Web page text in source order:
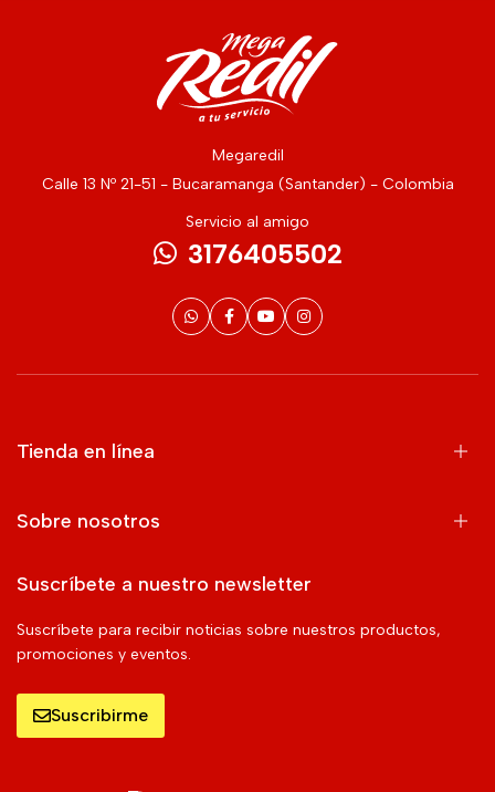
Megaredil
Calle 13 Nº 21-51 - Bucaramanga (Santander) - Colombia
Servicio al amigo
3176405502
Tienda en línea
Sobre nosotros
Suscríbete a nuestro newsletter
Suscríbete para recibir noticias sobre nuestros productos,
promociones y eventos.
Suscribirme